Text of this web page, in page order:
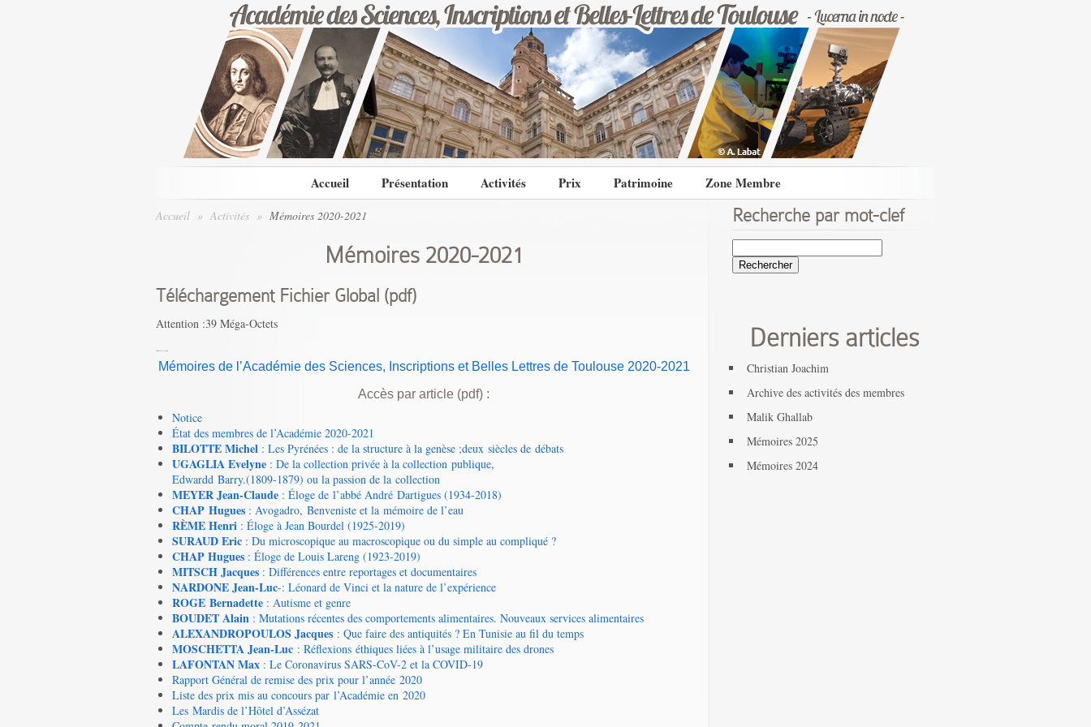
Accueil Présentation Activités Prix Patrimoine Zone Membre
Accueil » Activités » Mémoires 2020-2021
Mémoires 2020-2021
Téléchargement Fichier Global (pdf)
Attention :39 Méga-Octets
Mémoires de l’Académie des Sciences, Inscriptions et Belles Lettres de Toulouse 2020-2021
Accès par article (pdf) :
Notice
État des membres de l’Académie 2020-2021
BILOTTE Michel : Les Pyrénées : de la structure à la genèse ;deux siècles de débats
UGAGLIA Evelyne : De la collection privée à la collection publique,
Edwardd Barry.(1809-1879) ou la passion de la collection
MEYER Jean-Claude : Éloge de l’abbé André Dartigues (1934-2018)
CHAP Hugues : Avogadro, Benveniste et la mémoire de l’eau
RÈME Henri : Éloge à Jean Bourdel (1925-2019)
SURAUD Eric : Du microscopique au macroscopique ou du simple au compliqué ?
CHAP Hugues : Éloge de Louis Lareng (1923-2019)
MITSCH Jacques : Différences entre reportages et documentaires
NARDONE Jean-Luc-: Léonard de Vinci et la nature de l’expérience
ROGE Bernadette : Autisme et genre
BOUDET Alain : Mutations récentes des comportements alimentaires. Nouveaux services alimentaires
ALEXANDROPOULOS Jacques : Que faire des antiquités ? En Tunisie au fil du temps
MOSCHETTA Jean-Luc : Réflexions éthiques liées à l’usage militaire des drones
LAFONTAN Max : Le Coronavirus SARS-CoV-2 et la COVID-19
Rapport Général de remise des prix pour l’année 2020
Liste des prix mis au concours par l’Académie en 2020
Les Mardis de l’Hôtel d’Assézat
Recherche par mot-clef
Derniers articles
Christian Joachim
Archive des activités des membres
Malik Ghallab
Mémoires 2025
Mémoires 2024